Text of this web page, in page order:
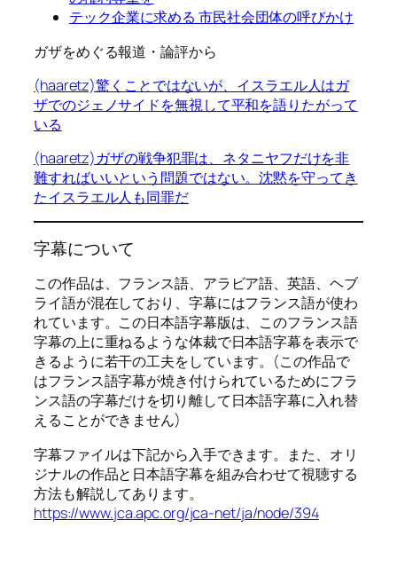
テック企業に求める 市民社会団体の呼びかけ
ガザをめぐる報道・論評から
(haaretz)驚くことではないが、イスラエル人はガ
ザでのジェノサイドを無視して平和を語りたがって
いる
(haaretz)ガザの戦争犯罪は、ネタニヤフだけを非
難すればいいという問題ではない。沈黙を守ってき
たイスラエル人も同罪だ
字幕について
この作品は、フランス語、アラビア語、英語、ヘブ
ライ語が混在しており、字幕にはフランス語が使わ
れています。この日本語字幕版は、このフランス語
字幕の上に重ねるような体裁で日本語字幕を表示で
きるように若干の工夫をしています。(この作品で
はフランス語字幕が焼き付けられているためにフラ
ンス語の字幕だけを切り離して日本語字幕に入れ替
えることができません)
字幕ファイルは下記から入手できます。また、オリ
ジナルの作品と日本語字幕を組み合わせて視聴する
方法も解説してあります。
https://www.jca.apc.org/jca-net/ja/node/394